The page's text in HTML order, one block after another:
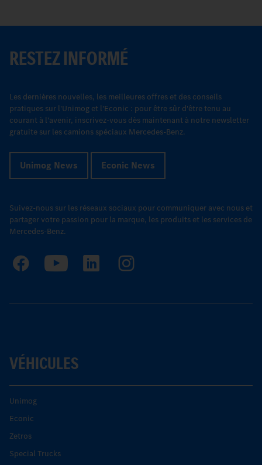
RESTEZ INFORMÉ
Les dernières nouvelles, les meilleures offres et des conseils
pratiques sur l'Unimog et l'Econic : pour être sûr d'être tenu au
courant à l'avenir, inscrivez-vous dès maintenant à notre newsletter
gratuite sur les camions spéciaux Mercedes-Benz.
Unimog News Econic News
Suivez-nous sur les réseaux sociaux pour communiquer avec nous et
partager votre passion pour la marque, les produits et les services de
Mercedes-Benz.
VÉHICULES
Unimog
Econic
Zetros
Special Trucks